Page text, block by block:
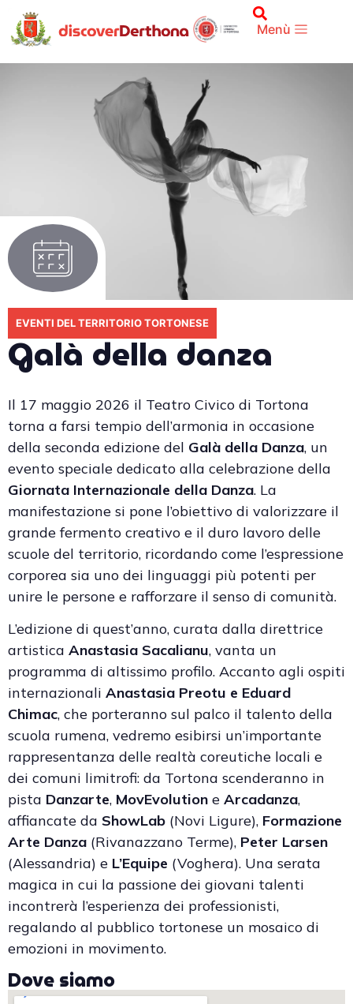
Menù
EVENTI DEL TERRITORIO TORTONESE
Galà della danza
Il 17 maggio 2026 il Teatro Civico di Tortona
torna a farsi tempio dell’armonia in occasione
della seconda edizione del Galà della Danza, un
evento speciale dedicato alla celebrazione della
Giornata Internazionale della Danza. La
manifestazione si pone l’obiettivo di valorizzare il
grande fermento creativo e il duro lavoro delle
scuole del territorio, ricordando come l’espressione
corporea sia uno dei linguaggi più potenti per
unire le persone e rafforzare il senso di comunità.
L’edizione di quest’anno, curata dalla direttrice
artistica Anastasia Sacalianu, vanta un
programma di altissimo profilo. Accanto agli ospiti
internazionali Anastasia Preotu e Eduard
Chimac, che porteranno sul palco il talento della
scuola rumena, vedremo esibirsi un’importante
rappresentanza delle realtà coreutiche locali e
dei comuni limitrofi: da Tortona scenderanno in
pista Danzarte, MovEvolution e Arcadanza,
affiancate da ShowLab (Novi Ligure), Formazione
Arte Danza (Rivanazzano Terme), Peter Larsen
(Alessandria) e L’Equipe (Voghera). Una serata
magica in cui la passione dei giovani talenti
incontrerà l’esperienza dei professionisti,
regalando al pubblico tortonese un mosaico di
emozioni in movimento.
Dove siamo